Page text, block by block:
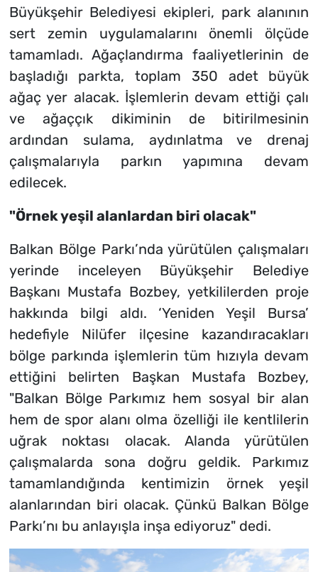
Büyükşehir Belediyesi ekipleri, park alanının
sert zemin uygulamalarını önemli ölçüde
tamamladı. Ağaçlandırma faaliyetlerinin de
başladığı parkta, toplam 350 adet büyük
ağaç yer alacak. İşlemlerin devam ettiği çalı
ve ağaççık dikiminin de bitirilmesinin
ardından sulama, aydınlatma ve drenaj
çalışmalarıyla parkın yapımına devam
edilecek.
"Örnek yeşil alanlardan biri olacak"
Balkan Bölge Parkı’nda yürütülen çalışmaları
yerinde inceleyen Büyükşehir Belediye
Başkanı Mustafa Bozbey, yetkililerden proje
hakkında bilgi aldı. ‘Yeniden Yeşil Bursa’
hedefiyle Nilüfer ilçesine kazandıracakları
bölge parkında işlemlerin tüm hızıyla devam
ettiğini belirten Başkan Mustafa Bozbey,
"Balkan Bölge Parkımız hem sosyal bir alan
hem de spor alanı olma özelliği ile kentlilerin
uğrak noktası olacak. Alanda yürütülen
çalışmalarda sona doğru geldik. Parkımız
tamamlandığında kentimizin örnek yeşil
alanlarından biri olacak. Çünkü Balkan Bölge
Parkı’nı bu anlayışla inşa ediyoruz" dedi.